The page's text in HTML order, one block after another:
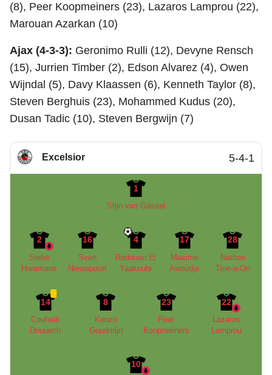
(8), Peer Koopmeiners (23), Lazaros Lamprou (22),
Marouan Azarkan (10)
Ajax (4-3-3): Geronimo Rulli (12), Devyne Rensch
(15), Jurrien Timber (2), Edson Alvarez (4), Owen
Wijndal (5), Davy Klaassen (6), Kenneth Taylor (8),
Steven Berghuis (23), Mohammed Kudus (20),
Dusan Tadic (10), Steven Bergwijn (7)
Excelsior 5-4-1
1
Stijn van Gassel
2
Siebe
Horemans
16
Sven
Nieuwpoort
4
Redouan El
Yaakoubi
17
Maxime
Awoudja
28
Nathan
Tjoe-a-On
14
Couhaib
Driouech
8
Kenzo
Goudmijn
23
Peer
Koopmeiners
22
Lazaros
Lamprou
10